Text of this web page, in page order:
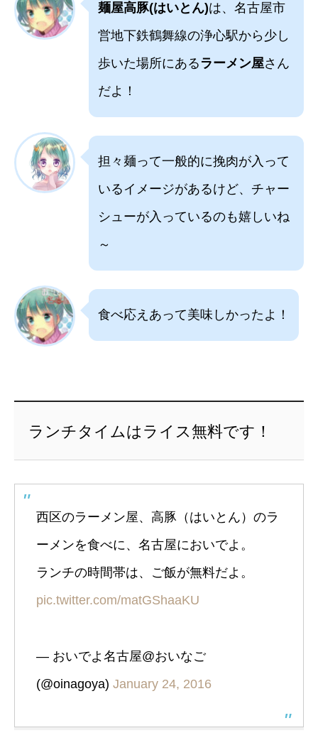
麺屋高豚(はいとん)は、名古屋市
営地下鉄鶴舞線の浄心駅から少し
歩いた場所にある ラーメン屋さん
だよ！
担々麺って一般的に挽肉が入って
いるイメージがあるけど、チャー
シューが入っているのも嬉しいね
～
食べ応えあって美味しかったよ！
ランチタイムはライス無料です！
西区のラーメン屋、高豚（はいとん）のラ
ーメンを食べに、名古屋においでよ。
ランチの時間帯は、ご飯が無料だよ。
pic.twitter.com/matGShaaKU
— おいでよ名古屋@おいなご
(@oinagoya) January 24, 2016